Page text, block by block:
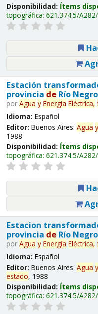
Disponibilidad: Ítems
topográfica: 621.374.5/
Estación
provincia deRío Negro
por Agua y Energía Eléctrica,
Idioma: Español
Editor: Buenos Aires: Agua y
1988
Disponibilidad: Ítems
topográfica: 621.374.5/
Estacion
provincia deRío
por Agua y Energía Eléctrica,
Idioma: Español
Editor: Buenos Aires: Agua y
estado, 1988
Disponibilidad: Ítems
topográfica: 621.374.5/